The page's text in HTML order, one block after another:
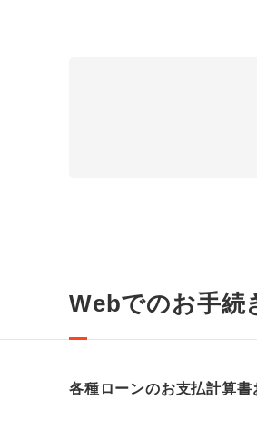
Webでのお手続
各種ローンのお支払計算